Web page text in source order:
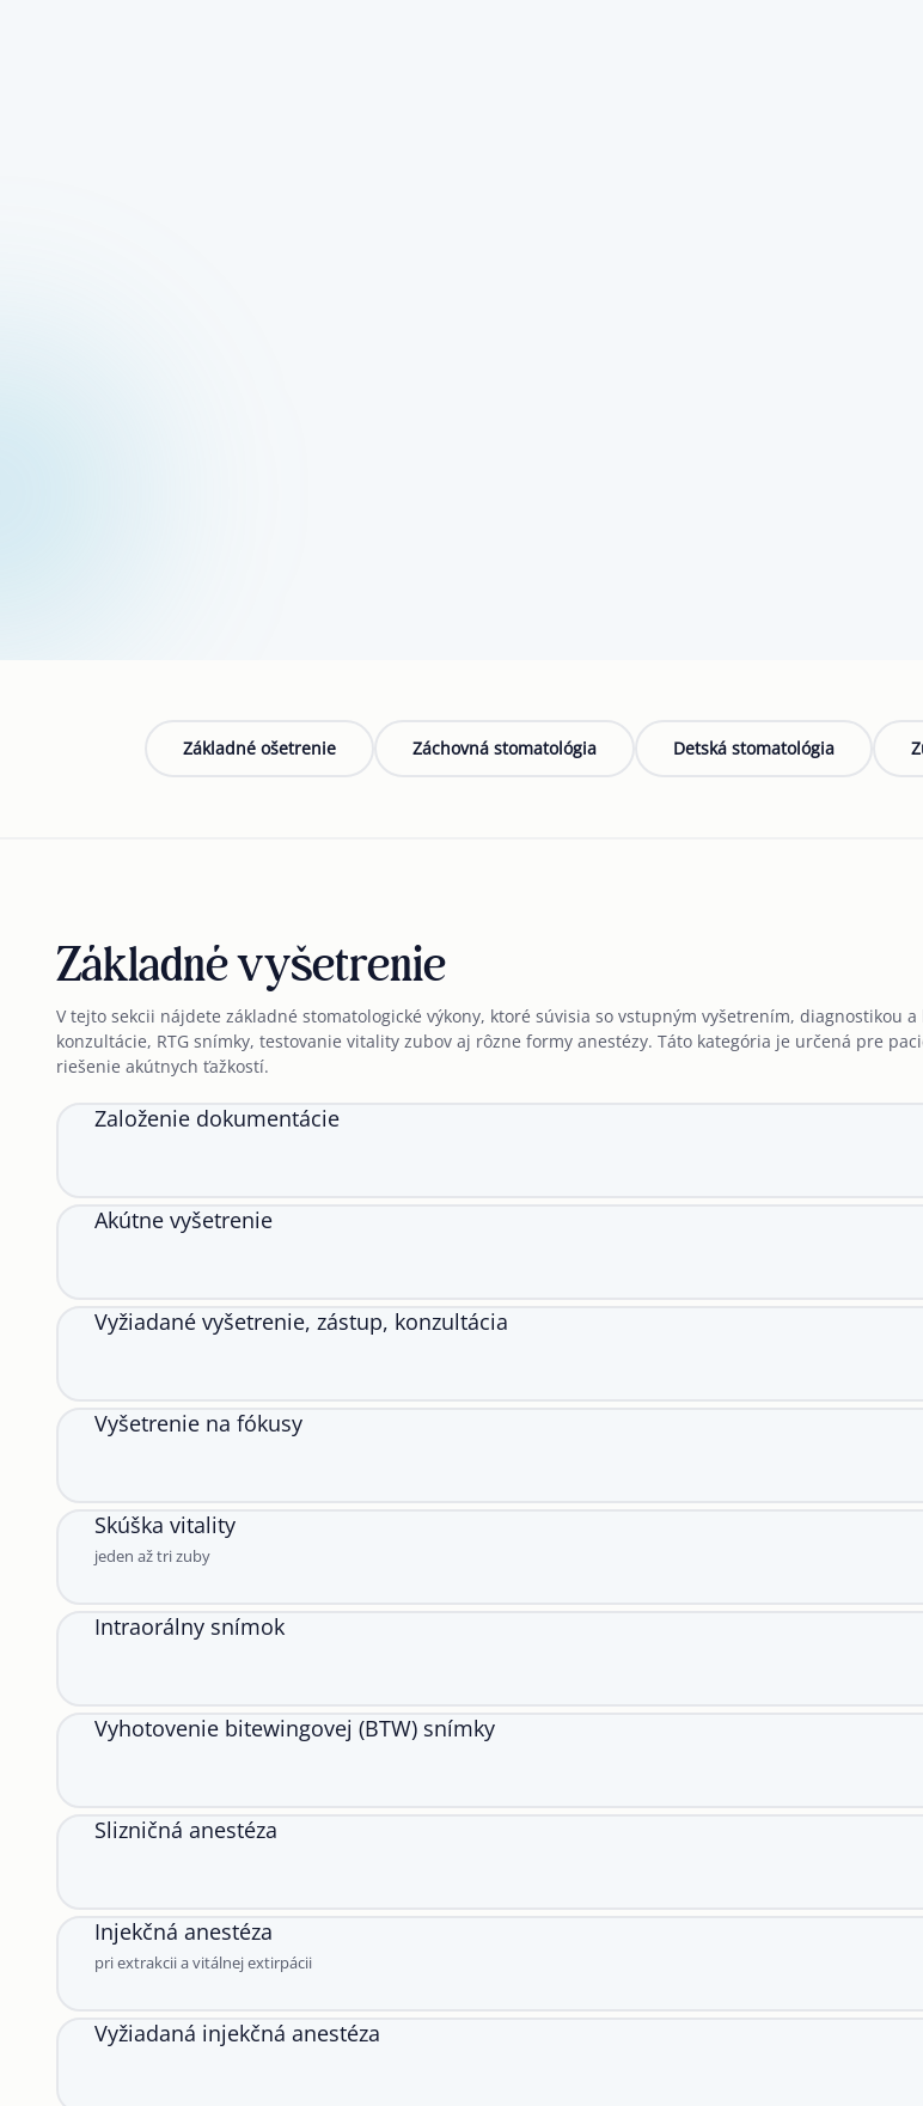
Základné ošetrenie Záchovná stomatológia Detská stomatológia
Základné vyšetrenie
V tejto sekcii nájdete základné stomatologické výkony, ktoré súvisia so vstupným vyšetrením, diagnostikou
konzultácie, RTG snímky, testovanie vitality zubov aj rôzne formy anestézy. Táto kategória je určená pre
riešenie akútnych ťažkostí.
Založenie dokumentácie
Akútne vyšetrenie
Vyžiadané vyšetrenie, zástup, konzultácia
Vyšetrenie na fókusy
Skúška vitality
jeden až tri zuby
Intraorálny snímok
Vyhotovenie bitewingovej (BTW) snímky
Slizničná anestéza
Injekčná anestéza
pri extrakcii a vitálnej extirpácii
Vyžiadaná injekčná anestéza